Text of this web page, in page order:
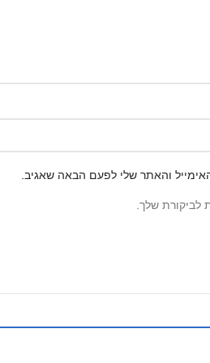
והאתר שלי לפעם הבאה שאגיב.
לביקורת שלך.